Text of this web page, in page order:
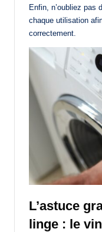
Enfin, n’oubliez pas
chaque utilisation
correctement.
L’astuce
linge : le